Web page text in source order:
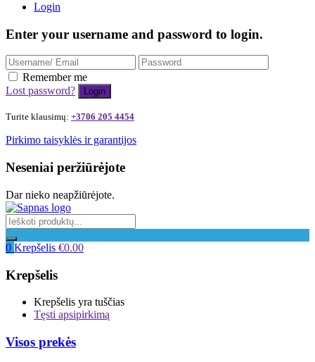
Login
Enter your username and password to login.
Remember me
Lost password?
Turite klausimų: +3706 205 4454
Pirkimo taisyklės ir garantijos
Neseniai peržiūrėjote
Dar nieko neapžiūrėjote.
0 Krepšelis €0.00
Krepšelis
Krepšelis yra tuščias
Tęsti apsipirkimą
Visos prekės